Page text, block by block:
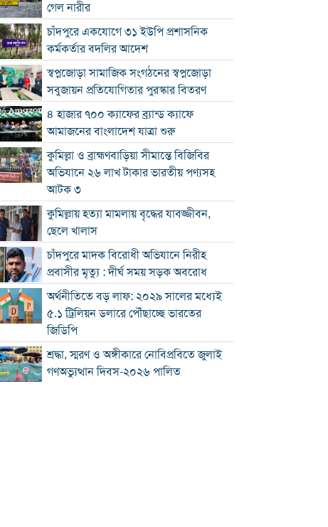
গেল নারীর
চাঁদপুরে একযোগে ৩১ ইউপি প্রশাসনিক
কর্মকর্তার বদলির আদেশ
স্বপ্নজোড়া সামাজিক সংগঠনের স্বপ্নজোড়া
সবুজায়ন প্রতিযোগিতার পুরস্কার বিতরণ
৪ হাজার ৭০০ ক্যাফের ব্র্যান্ড ক্যাফে
আমাজনের বাংলাদেশ যাত্রা শুরু
কুমিল্লা ও ব্রাহ্মণবাড়িয়া সীমান্তে বিজিবির
অভিযানে ২৬ লাখ টাকার ভারতীয় পণ্যসহ
আটক ৩
কুমিল্লায় হত্যা মামলায় বৃদ্ধের যাবজ্জীবন,
ছেলে খালাস
চাঁদপুরে মাদক বিরোধী অভিযানে নিরীহ
প্রবাসীর মৃত্যু : দীর্ঘ সময় সড়ক অবরোধ
অর্থনীতিতে বড় লাফ: ২০২৯ সালের মধ্যেই
৫.১ ট্রিলিয়ন ডলারে পৌঁছাচ্ছে ভারতের
জিডিপি
শ্রদ্ধা, স্মরণ ও অঙ্গীকারে নোবিপ্রবিতে জুলাই
গণঅভ্যুত্থান দিবস-২০২৬ পালিত